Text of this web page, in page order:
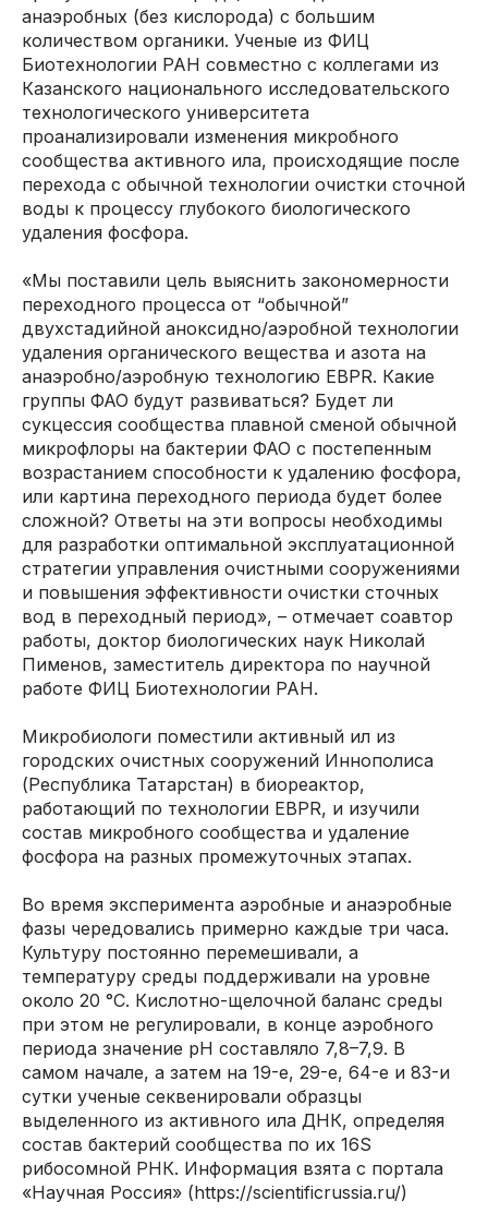
анаэробных (без кислорода) с большим
количеством органики. Ученые из ФИЦ
Биотехнологии РАН совместно с коллегами из
Казанского национального исследовательского
технологического университета
проанализировали изменения микробного
сообщества активного ила, происходящие после
перехода с обычной технологии очистки сточной
воды к процессу глубокого биологического
удаления фосфора.
«Мы поставили цель выяснить закономерности
переходного процесса от “обычной”
двухстадийной аноксидно/аэробной технологии
удаления органического вещества и азота на
анаэробно/аэробную технологию EBPR. Какие
группы ФАО будут развиваться? Будет ли
сукцессия сообщества плавной сменой обычной
микрофлоры на бактерии ФАО с постепенным
возрастанием способности к удалению фосфора,
или картина переходного периода будет более
сложной? Ответы на эти вопросы необходимы
для разработки оптимальной эксплуатационной
стратегии управления очистными сооружениями
и повышения эффективности очистки сточных
вод в переходный период», – отмечает соавтор
работы, доктор биологических наук Николай
Пименов, заместитель директора по научной
работе ФИЦ Биотехнологии РАН.
Микробиологи поместили активный ил из
городских очистных сооружений Иннополиса
(Республика Татарстан) в биореактор,
работающий по технологии EBPR, и изучили
состав микробного сообщества и удаление
фосфора на разных промежуточных этапах.
Во время эксперимента аэробные и анаэробные
фазы чередовались примерно каждые три часа.
Культуру постоянно перемешивали, а
температуру среды поддерживали на уровне
около 20 °С. Кислотно-щелочной баланс среды
при этом не регулировали, в конце аэробного
периода значение рН составляло 7,8–7,9. В
самом начале, а затем на 19-е, 29-е, 64-е и 83-и
сутки ученые секвенировали образцы
выделенного из активного ила ДНК, определяя
состав бактерий сообщества по их 16S
рибосомной РНК. Информация взята с портала
«Научная Россия» (https://scientificrussia.ru/)